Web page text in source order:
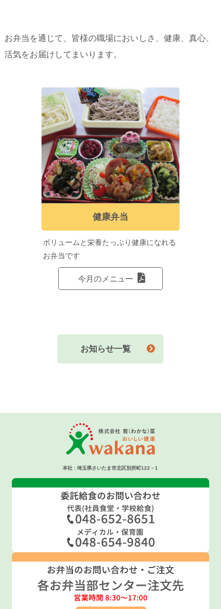
お弁当を通じて、皆様の職場においしさ、健康、真心、
活気をお届けしてまいります。
健康弁当
ボリュームと栄養たっぷり健康になれる
お弁当です
今月のメニュー
お知らせ一覧
本社 : 埼玉県さいたま市北区別所町122－1